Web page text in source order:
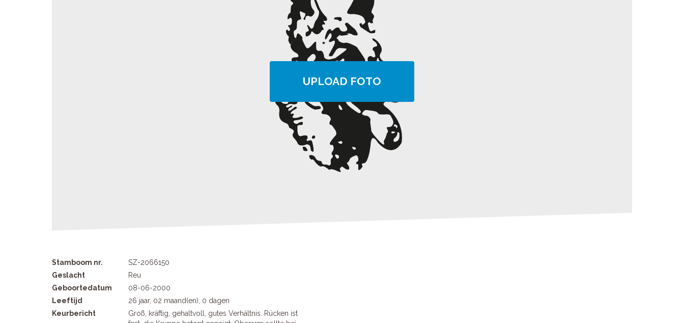
Stamboom nr.
SZ-2066150
Geslacht
Reu
Geboortedatum
08-06-2000
Leeftijd
26 jaar, 02 maand(en), 0 dagen
Keurbericht
Groß, kräftig, gehaltvoll, gutes Verhältnis. Rücken ist